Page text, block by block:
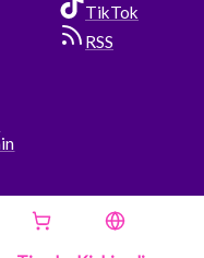
TikTok
RSS